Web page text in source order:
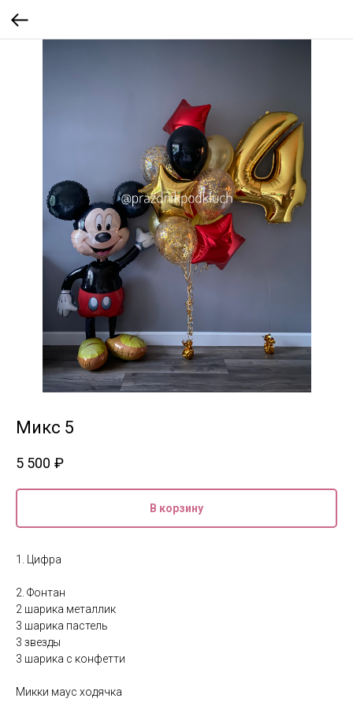
Микс 5
5 500 ₽
В корзину
1. Цифра
2. Фонтан
2 шарика металлик
3 шарика пастель
3 звезды
3 шарика с конфетти
Микки маус ходячка